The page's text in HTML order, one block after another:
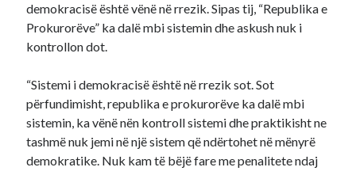
demokracisë është vënë në rrezik. Sipas tij, “Republika e
Prokurorëve” ka dalë mbi sistemin dhe askush nuk i
kontrollon dot.
“Sistemi i demokracisë është në rrezik sot. Sot
përfundimisht, republika e prokurorëve ka dalë mbi
sistemin, ka vënë nën kontroll sistemi dhe praktikisht ne
tashmë nuk jemi në një sistem që ndërtohet në mënyrë
demokratike. Nuk kam të bëjë fare me penalitete ndaj